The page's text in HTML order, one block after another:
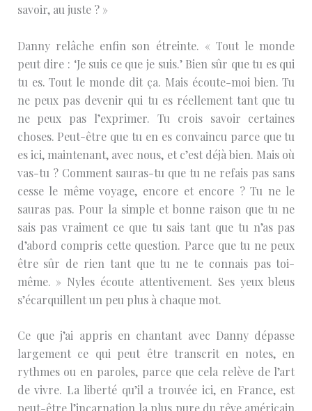
savoir, au juste ? »
Danny relâche enfin son étreinte. « Tout le monde
peut dire : ‘Je suis ce que je suis.’ Bien sûr que tu es qui
tu es. Tout le monde dit ça. Mais écoute-moi bien. Tu
ne peux pas devenir qui tu es réellement tant que tu
ne peux pas l’exprimer. Tu crois savoir certaines
choses. Peut-être que tu en es convaincu parce que tu
es ici, maintenant, avec nous, et c’est déjà bien. Mais où
vas-tu ? Comment sauras-tu que tu ne refais pas sans
cesse le même voyage, encore et encore ? Tu ne le
sauras pas. Pour la simple et bonne raison que tu ne
sais pas vraiment ce que tu sais tant que tu n’as pas
d’abord compris cette question. Parce que tu ne peux
être sûr de rien tant que tu ne te connais pas toi-
même. » Nyles écoute attentivement. Ses yeux bleus
s’écarquillent un peu plus à chaque mot.
Ce que j’ai appris en chantant avec Danny dépasse
largement ce qui peut être transcrit en notes, en
rythmes ou en paroles, parce que cela relève de l’art
de vivre. La liberté qu’il a trouvée ici, en France, est
peut-être l’incarnation la plus pure du rêve américain